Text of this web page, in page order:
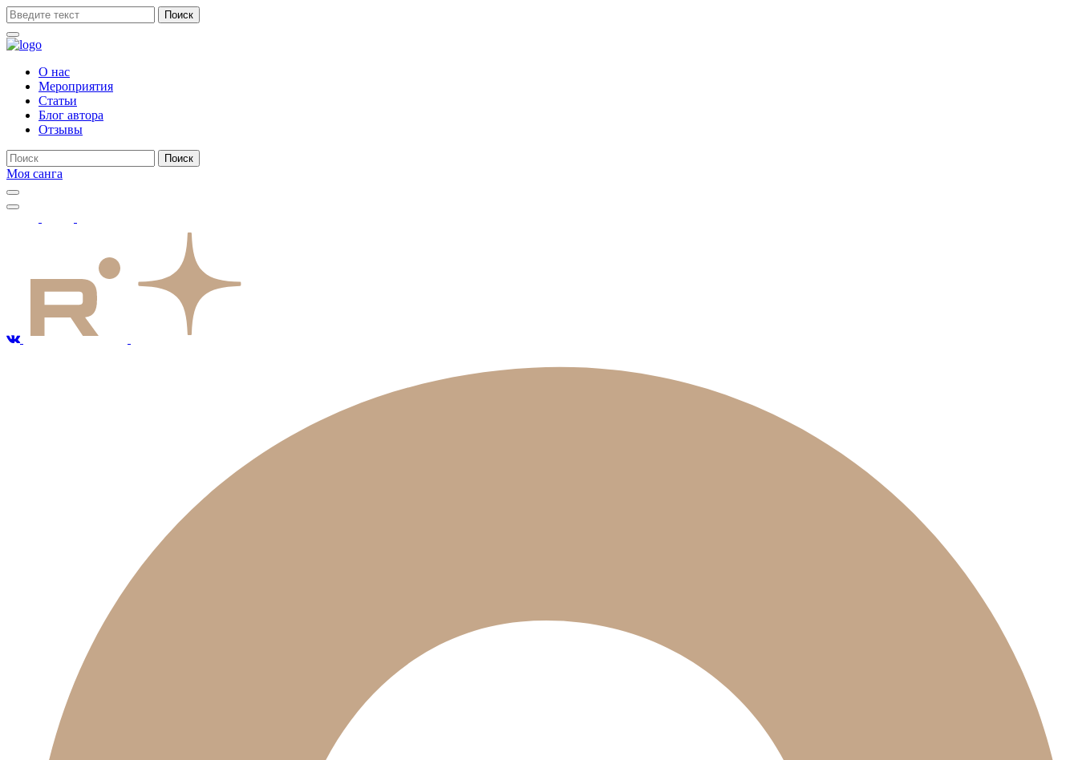
Поиск
О нас
Мероприятия
Статьи
Блог автора
Отзывы
Поиск
Моя санга
Toggle
navigation
Show
search